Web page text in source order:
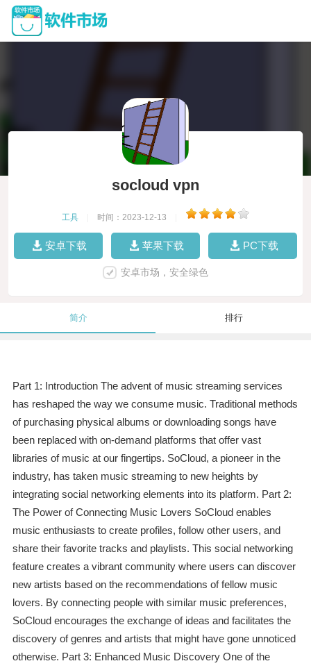
socloud vpn
工具 时间：2023-12-13
安卓下载 苹果下载 PC下载
安卓市场，安全绿色
简介 排行
Part 1: Introduction The advent of music streaming services
has reshaped the way we consume music. Traditional methods
of purchasing physical albums or downloading songs have
been replaced with on-demand platforms that offer vast
libraries of music at our fingertips. SoCloud, a pioneer in the
industry, has taken music streaming to new heights by
integrating social networking elements into its platform. Part 2:
The Power of Connecting Music Lovers SoCloud enables
music enthusiasts to create profiles, follow other users, and
share their favorite tracks and playlists. This social networking
feature creates a vibrant community where users can discover
new artists based on the recommendations of fellow music
lovers. By connecting people with similar music preferences,
SoCloud encourages the exchange of ideas and facilitates the
discovery of genres and artists that might have gone unnoticed
otherwise. Part 3: Enhanced Music Discovery One of the